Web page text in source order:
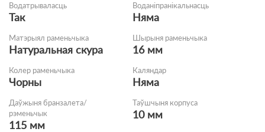
Водатрываласць
Так
Воданіпранікальнасць
Няма
Матэрыял раменьчыка
Натуральная скура
Шырыня раменьчыка
16 мм
Колер раменьчыка
Чорны
Каляндар
Няма
Даўжыня бранзалета/
рэменьчык
115 мм
Таўшчыня корпуса
10 мм